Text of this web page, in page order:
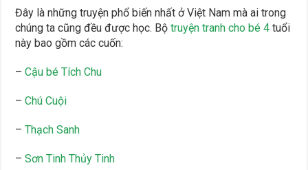
Đây là những truyện phổ biến nhất ở Việt Nam mà ai trong
chúng ta cũng đều được học. Bộtruyện tranh cho bé 4 tuổi
này bao gồm các cuốn:
–Cậu bé Tích Chu
– Chú Cuội
–Thạch Sanh
–Sơn Tinh Thủy Tinh